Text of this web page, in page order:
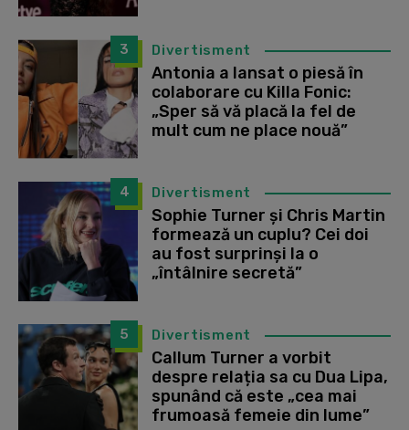
3 Divertisment
Antonia a lansat o piesă în
colaborare cu Killa Fonic:
„Sper să vă placă la fel de
mult cum ne place nouă”
4 Divertisment
Sophie Turner și Chris Martin
formează un cuplu? Cei doi
au fost surprinși la o
„întâlnire secretă”
5 Divertisment
Callum Turner a vorbit
despre relația sa cu Dua Lipa,
spunând că este „cea mai
frumoasă femeie din lume”